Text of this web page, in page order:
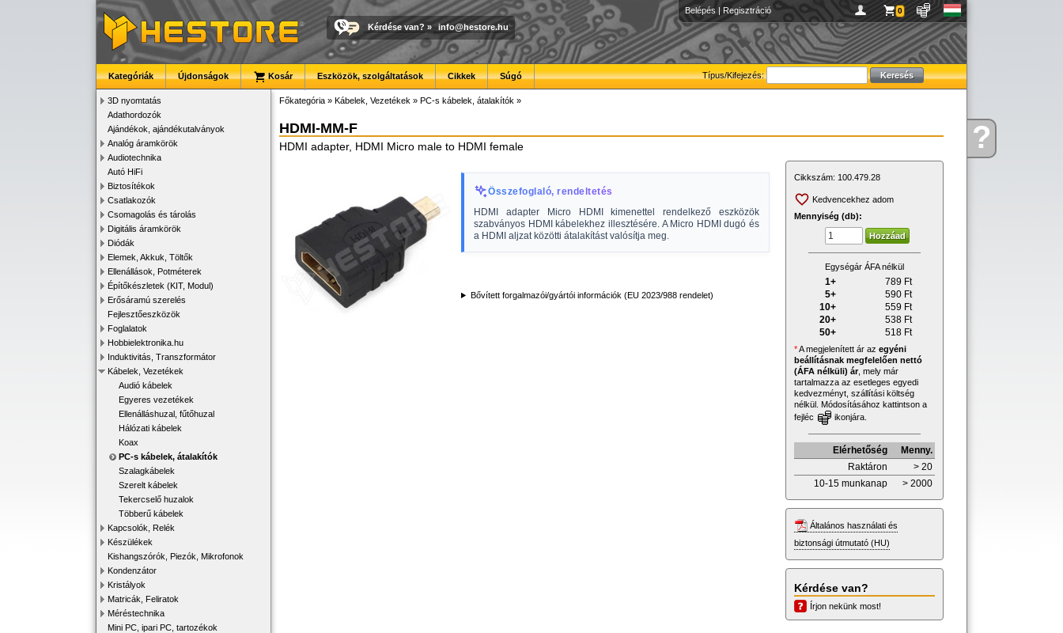
Kérdése?
Belépés | Regisztráció 0
Kérdése van? » info@hestore.hu
Típus/Kifejezés:
Kategóriák Újdonságok Kosár Eszközök, szolgáltatások Cikkek Súgó
3D nyomtatás
Adathordozók
Ajándékok, ajándékutalványok
Analóg áramkörök
Audiotechnika
Autó HiFi
Biztosítékok
Csatlakozók
Csomagolás és tárolás
Digitális áramkörök
Diódák
Elemek, Akkuk, Töltők
Ellenállások, Potméterek
Építőkészletek (KIT, Modul)
Erősáramú szerelés
Fejlesztőeszközök
Foglalatok
Hobbielektronika.hu
Induktivitás, Transzformátor
Kábelek, Vezetékek
Audió kábelek
Egyeres vezetékek
Ellenálláshuzal, fűtőhuzal
Hálózati kábelek
Koax
PC-s kábelek, átalakítók
Szalagkábelek
Szerelt kábelek
Tekercselő huzalok
Többerű kábelek
Kapcsolók, Relék
Készülékek
Kishangszórók, Piezók, Mikrofonok
Kondenzátor
Kristályok
Matricák, Feliratok
Méréstechnika
Mini PC, ipari PC, tartozékok
Főkategória » Kábelek, Vezetékek » PC-s kábelek, átalakítók »
HDMI-MM-F
HDMI adapter, HDMI Micro male to HDMI female
Összefoglaló, rendeltetés
HDMI adapter Micro HDMI kimenettel rendelkező eszközök
szabványos HDMI kábelekhez illesztésére. A Micro HDMI dugó és
a HDMI aljzat közötti átalakítást valósítja meg.
Bővített forgalmazói/gyártói információk (EU 2023/988 rendelet)
Cikkszám: 100.479.28
Kedvencekhez adom
Mennyiség (db):
Egységár ÁFA nélkül
1+ 789 Ft
5+
590 Ft
10+
559 Ft
20+
538 Ft
50+
518 Ft
*A megjelenített ár az egyéni
beállításnak megfelelően nettó
(ÁFA nélküli) ár, mely már
tartalmazza az esetleges egyedi
kedvezményt, szállítási költség
nélkül. Módosításához kattintson a
fejléc
ikonjára.
Elérhetőség
Menny.
Raktáron
> 20
10-15 munkanap
> 2000
Általános használati és
biztonsági útmutató (HU)
Kérdése van?
Írjon nekünk most!